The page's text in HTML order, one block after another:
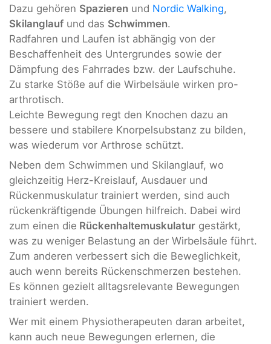
Dazu gehören Spazieren und Nordic Walking,
Skilanglauf und das Schwimmen.
Radfahren und Laufen ist abhängig von der
Beschaffenheit des Untergrundes sowie der
Dämpfung des Fahrrades bzw. der Laufschuhe.
Zu starke Stöße auf die Wirbelsäule wirken pro-
arthrotisch.
Leichte Bewegung regt den Knochen dazu an
bessere und stabilere Knorpelsubstanz zu bilden,
was wiederum vor Arthrose schützt.
Neben dem Schwimmen und Skilanglauf, wo
gleichzeitig Herz-Kreislauf, Ausdauer und
Rückenmuskulatur trainiert werden, sind auch
rückenkräftigende Übungen hilfreich. Dabei wird
zum einen die Rückenhaltemuskulatur gestärkt,
was zu weniger Belastung an der Wirbelsäule führt.
Zum anderen verbessert sich die Beweglichkeit,
auch wenn bereits Rückenschmerzen bestehen.
Es können gezielt alltagsrelevante Bewegungen
trainiert werden.
Wer mit einem Physiotherapeuten daran arbeitet,
kann auch neue Bewegungen erlernen, die